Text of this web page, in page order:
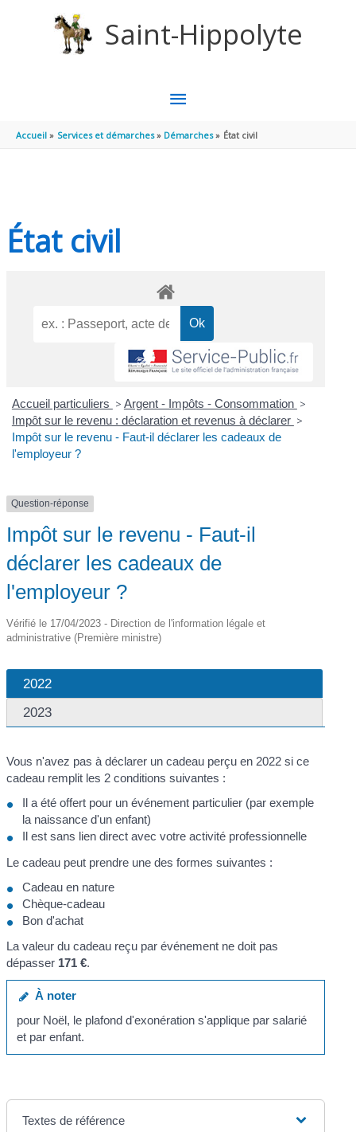
Saint-Hippolyte
MENU
PRINCIPAL
Accueil Services et démarches Démarches État civil
État civil
Accueil particuliers > Argent - Impôts - Consommation >
Impôt sur le revenu : déclaration et revenus à déclarer >
Impôt sur le revenu - Faut-il déclarer les cadeaux de
l'employeur ?
Question-réponse
Impôt sur le revenu - Faut-il
déclarer les cadeaux de
l'employeur ?
Vérifié le 17/04/2023 - Direction de l'information légale et
administrative (Première ministre)
2022
2023
Vous n'avez pas à déclarer un cadeau perçu en 2022 si ce
cadeau remplit les 2 conditions suivantes :
Il a été offert pour un événement particulier (par exemple
la naissance d'un enfant)
Il est sans lien direct avec votre activité professionnelle
Le cadeau peut prendre une des formes suivantes :
Cadeau en nature
Chèque-cadeau
Bon d'achat
La valeur du cadeau reçu par événement ne doit pas
dépasser 171 €.
À noter
pour Noël, le plafond d'exonération s'applique par salarié
et par enfant.
Textes de référence